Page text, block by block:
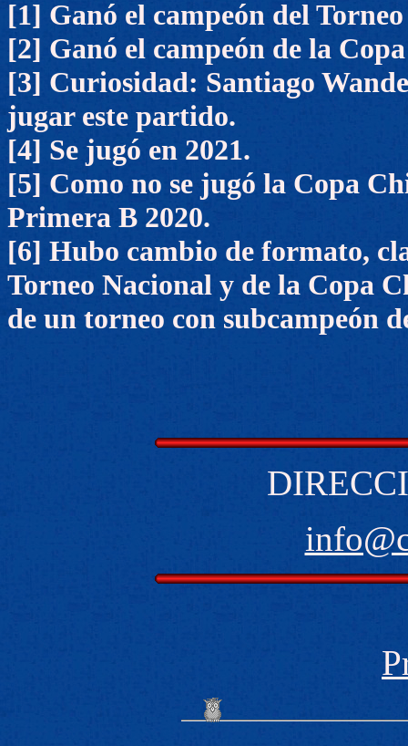
[1] Ganó el campeón del
[2] Ganó el campeón de la
[3] Curiosidad: Santiago
jugar este partido.
[4] Se jugó en 2021.
[5] Como no se jugó la Copa
Primera B 2020.
[6] Hubo cambio de formato,
Torneo Nacional y de la Copa
de un torneo con subcampeón